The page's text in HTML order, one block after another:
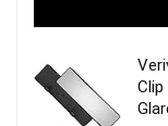
Clip